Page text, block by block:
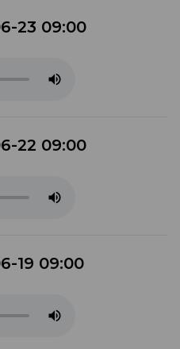
23 09:00
22 09:00
19 09:00